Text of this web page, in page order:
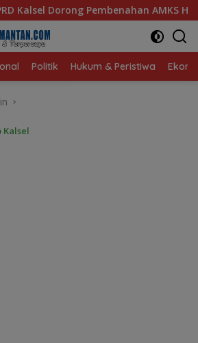
Hasanuddin Ketua TP
Politik Hukum & Peristiwa
Kalsel